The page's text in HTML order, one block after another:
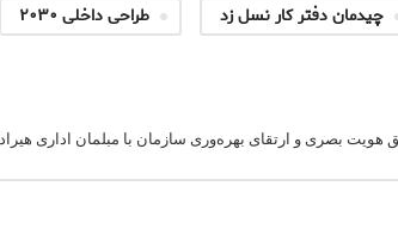
چیدمان دفتر کار نسل زد طراحی داخلی ۲۰۳۰
هویت بصری و ارتقای بهره‌وری سازمان با مبلمان اداری هیراد